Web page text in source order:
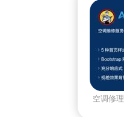
空调修理